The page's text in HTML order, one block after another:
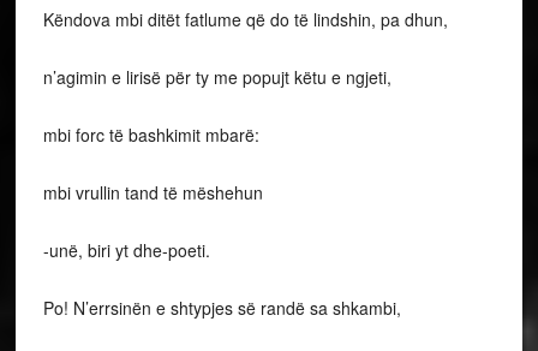
Këndova mbi ditët fatlume që do të lindshin, pa dhun,
n’agimin e lirisë për ty me popujt këtu e ngjeti,
mbi forc të bashkimit mbarë:
mbi vrullin tand të mëshehun
-unë, biri yt dhe-poeti.
Po! N’errsinën e shtypjes së randë sa shkambi,